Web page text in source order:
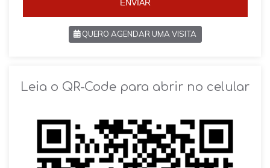
ENVIAR
QUERO AGENDAR UMA VISITA
Leia o QR-Code para abrir no celular